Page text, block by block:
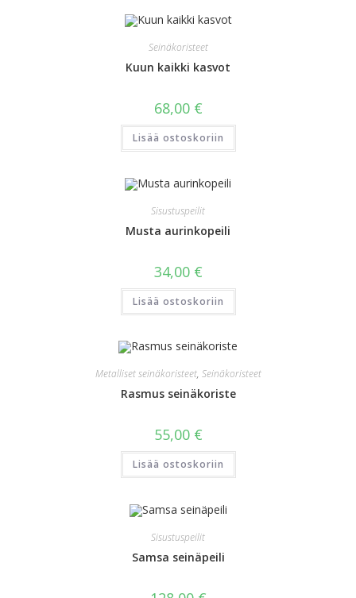
Seinäkoristeet
Kuun kaikki kasvot
68,00 €
Lisää ostoskoriin
Sisustuspeilit
Musta aurinkopeili
34,00 €
Lisää ostoskoriin
Metalliset seinäkoristeet, Seinäkoristeet
Rasmus seinäkoriste
55,00 €
Lisää ostoskoriin
Sisustuspeilit
Samsa seinäpeili